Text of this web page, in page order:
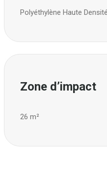
Polyéthylène Haute
Zone d’impact
26 m²